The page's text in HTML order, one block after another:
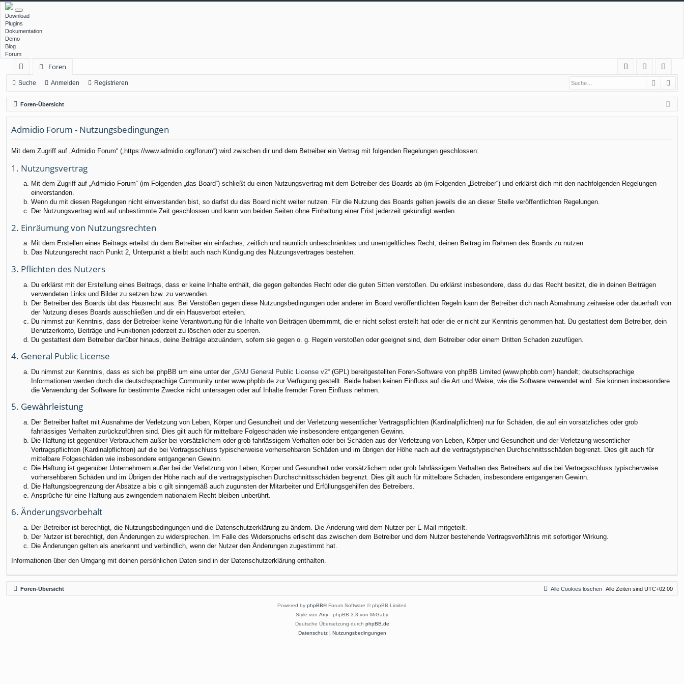
Download
Plugins
Dokumentation
Demo
Blog
Forum
ch
ne
llz
ug
Foren
Q
m
el
eg
ist
rie
Suche Anmelden Registrieren Suche
Foren-Übersicht
Admidio Forum - Nutzungsbedingungen
Mit dem Zugriff auf „Admidio Forum“ („https://www.admidio.org/forum“) wird zwischen dir und dem Betreiber ein Vertrag mit folgenden Regelungen geschlossen:
1. Nutzungsvertrag
Mit dem Zugriff auf „Admidio Forum“ (im Folgenden „das Board“) schließt du einen Nutzungsvertrag mit dem Betreiber des Boards ab (im Folgenden „Betreiber“) und erklärst dich mit den nachfolgenden Regelungen
einverstanden.
Wenn du mit diesen Regelungen nicht einverstanden bist, so darfst du das Board nicht weiter nutzen. Für die Nutzung des Boards gelten jeweils die an dieser Stelle veröffentlichten Regelungen.
Der Nutzungsvertrag wird auf unbestimmte Zeit geschlossen und kann von beiden Seiten ohne Einhaltung einer Frist jederzeit gekündigt werden.
2. Einräumung von Nutzungsrechten
Mit dem Erstellen eines Beitrags erteilst du dem Betreiber ein einfaches, zeitlich und räumlich unbeschränktes und unentgeltliches Recht, deinen Beitrag im Rahmen des Boards zu nutzen.
Das Nutzungsrecht nach Punkt 2, Unterpunkt a bleibt auch nach Kündigung des Nutzungsvertrages bestehen.
3. Pflichten des Nutzers
Du erklärst mit der Erstellung eines Beitrags, dass er keine Inhalte enthält, die gegen geltendes Recht oder die guten Sitten verstoßen. Du erklärst insbesondere, dass du das Recht besitzt, die in deinen Beiträgen
verwendeten Links und Bilder zu setzen bzw. zu verwenden.
Der Betreiber des Boards übt das Hausrecht aus. Bei Verstößen gegen diese Nutzungsbedingungen oder anderer im Board veröffentlichten Regeln kann der Betreiber dich nach Abmahnung zeitweise oder dauerhaft von
der Nutzung dieses Boards ausschließen und dir ein Hausverbot erteilen.
Du nimmst zur Kenntnis, dass der Betreiber keine Verantwortung für die Inhalte von Beiträgen übernimmt, die er nicht selbst erstellt hat oder die er nicht zur Kenntnis genommen hat. Du gestattest dem Betreiber, dein
Benutzerkonto, Beiträge und Funktionen jederzeit zu löschen oder zu sperren.
Du gestattest dem Betreiber darüber hinaus, deine Beiträge abzuändern, sofern sie gegen o. g. Regeln verstoßen oder geeignet sind, dem Betreiber oder einem Dritten Schaden zuzufügen.
4. General Public License
Du nimmst zur Kenntnis, dass es sich bei phpBB um eine unter der „ GNU General Public License v2“ (GPL) bereitgestellten Foren-Software von phpBB Limited (www.phpbb.com) handelt; deutschsprachige
Informationen werden durch die deutschsprachige Community unter www.phpbb.de zur Verfügung gestellt. Beide haben keinen Einfluss auf die Art und Weise, wie die Software verwendet wird. Sie können insbesondere
die Verwendung der Software für bestimmte Zwecke nicht untersagen oder auf Inhalte fremder Foren Einfluss nehmen.
5. Gewährleistung
Der Betreiber haftet mit Ausnahme der Verletzung von Leben, Körper und Gesundheit und der Verletzung wesentlicher Vertragspflichten (Kardinalpflichten) nur für Schäden, die auf ein vorsätzliches oder grob
fahrlässiges Verhalten zurückzuführen sind. Dies gilt auch für mittelbare Folgeschäden wie insbesondere entgangenen Gewinn.
Die Haftung ist gegenüber Verbrauchern außer bei vorsätzlichem oder grob fahrlässigem Verhalten oder bei Schäden aus der Verletzung von Leben, Körper und Gesundheit und der Verletzung wesentlicher
Vertragspflichten (Kardinalpflichten) auf die bei Vertragsschluss typischerweise vorhersehbaren Schäden und im übrigen der Höhe nach auf die vertragstypischen Durchschnittsschäden begrenzt. Dies gilt auch für
mittelbare Folgeschäden wie insbesondere entgangenen Gewinn.
Die Haftung ist gegenüber Unternehmern außer bei der Verletzung von Leben, Körper und Gesundheit oder vorsätzlichem oder grob fahrlässigem Verhalten des Betreibers auf die bei Vertragsschluss typischerweise
vorhersehbaren Schäden und im Übrigen der Höhe nach auf die vertragstypischen Durchschnittsschäden begrenzt. Dies gilt auch für mittelbare Schäden, insbesondere entgangenen Gewinn.
Die Haftungsbegrenzung der Absätze a bis c gilt sinngemäß auch zugunsten der Mitarbeiter und Erfüllungsgehilfen des Betreibers.
Ansprüche für eine Haftung aus zwingendem nationalem Recht bleiben unberührt.
6. Änderungsvorbehalt
Der Betreiber ist berechtigt, die Nutzungsbedingungen und die Datenschutzerklärung zu ändern. Die Änderung wird dem Nutzer per E-Mail mitgeteilt.
Der Nutzer ist berechtigt, den Änderungen zu widersprechen. Im Falle des Widerspruchs erlischt das zwischen dem Betreiber und dem Nutzer bestehende Vertragsverhältnis mit sofortiger Wirkung.
Die Änderungen gelten als anerkannt und verbindlich, wenn der Nutzer den Änderungen zugestimmt hat.
Informationen über den Umgang mit deinen persönlichen Daten sind in der Datenschutzerklärung enthalten.
Foren-Übersicht Alle Zeiten sind UTC+02:00
Alle Cookies löschen
Powered by phpBB® Forum Software © phpBB Limited
Style von Arty - phpBB 3.3 von MrGaby
Deutsche Übersetzung durch phpBB.de
Datenschutz| Nutzungsbedingungen